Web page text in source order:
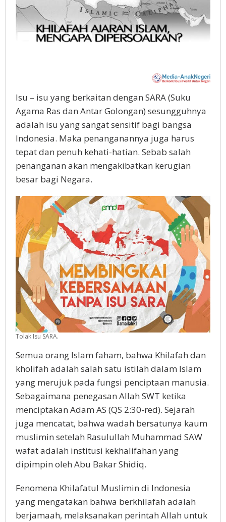
Isu – isu yang berkaitan dengan SARA (Suku
Agama Ras dan Antar Golongan) sesungguhnya
adalah isu yang sangat sensitif bagi bangsa
Indonesia. Maka penanganannya juga harus
tepat dan penuh kehati-hatian. Sebab salah
penanganan akan mengakibatkan kerugian
besar bagi Negara.
Tolak Isu SARA.
Semua orang Islam faham, bahwa Khilafah dan
kholifah adalah salah satu istilah dalam Islam
yang merujuk pada fungsi penciptaan manusia.
Sebagaimana penegasan Allah SWT ketika
menciptakan Adam AS (QS 2:30-red). Sejarah
juga mencatat, bahwa wadah bersatunya kaum
muslimin setelah Rasulullah Muhammad SAW
wafat adalah institusi kekhalifahan yang
dipimpin oleh Abu Bakar Shidiq.
Fenomena Khilafatul Muslimin di Indonesia
yang mengatakan bahwa berkhilafah adalah
berjamaah, melaksanakan perintah Allah untuk